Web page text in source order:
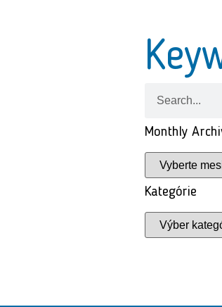
Monthly
Kategórie